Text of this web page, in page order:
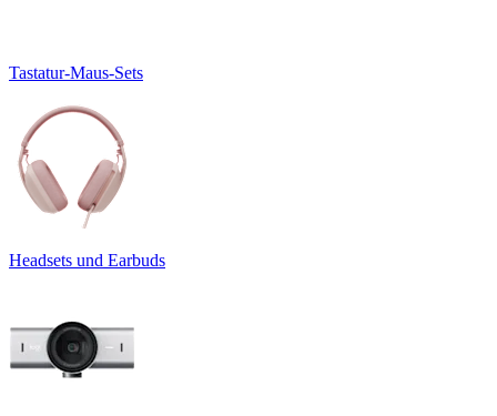
Tastatur-Maus-Sets
Headsets und Earbuds